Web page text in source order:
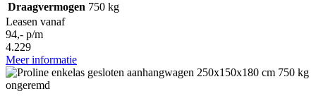
Draagvermogen 750 kg
Leasen vanaf
94,- p/m
4.229
Meer informatie